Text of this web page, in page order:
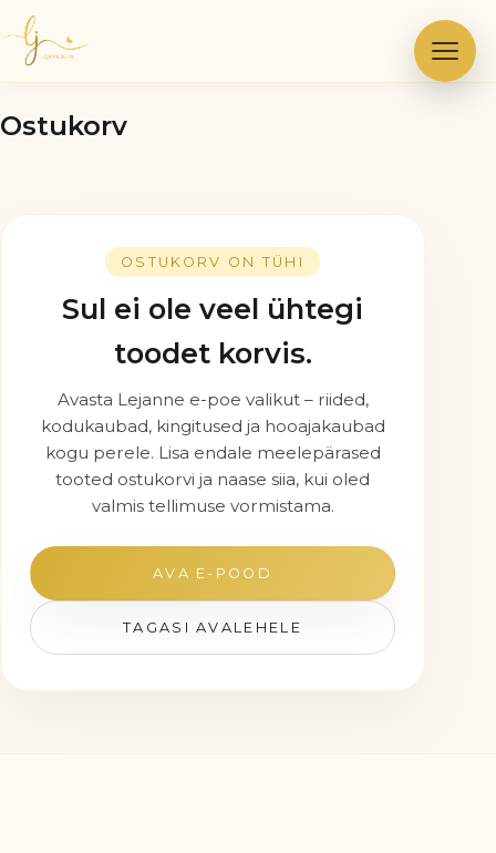
Skip
to
content
Ostukorv
OSTUKORV ON TÜHI
Sul ei ole veel ühtegi
toodet korvis.
Avasta Lejanne e-poe valikut – riided,
kodukaubad, kingitused ja hooajakaubad
kogu perele. Lisa endale meelepärased
tooted ostukorvi ja naase siia, kui oled
valmis tellimuse vormistama.
AVA E-POOD
TAGASI AVALEHELE